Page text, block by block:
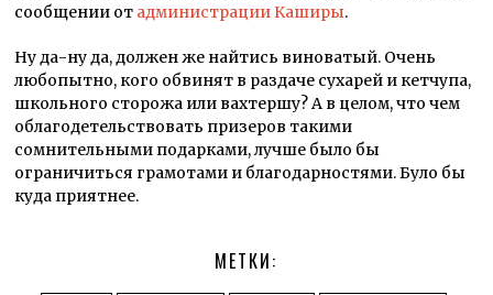
сообщении от администрации Каширы.
Ну да-ну да, должен же найтись виноватый. Очень
любопытно, кого обвинят в раздаче сухарей и кетчупа,
школьного сторожа или вахтершу? А в целом, что чем
облагодетельствовать призеров такими
сомнительными подарками, лучше было бы
ограничиться грамотами и благодарностями. Було бы
куда приятнее.
МЕТКИ: